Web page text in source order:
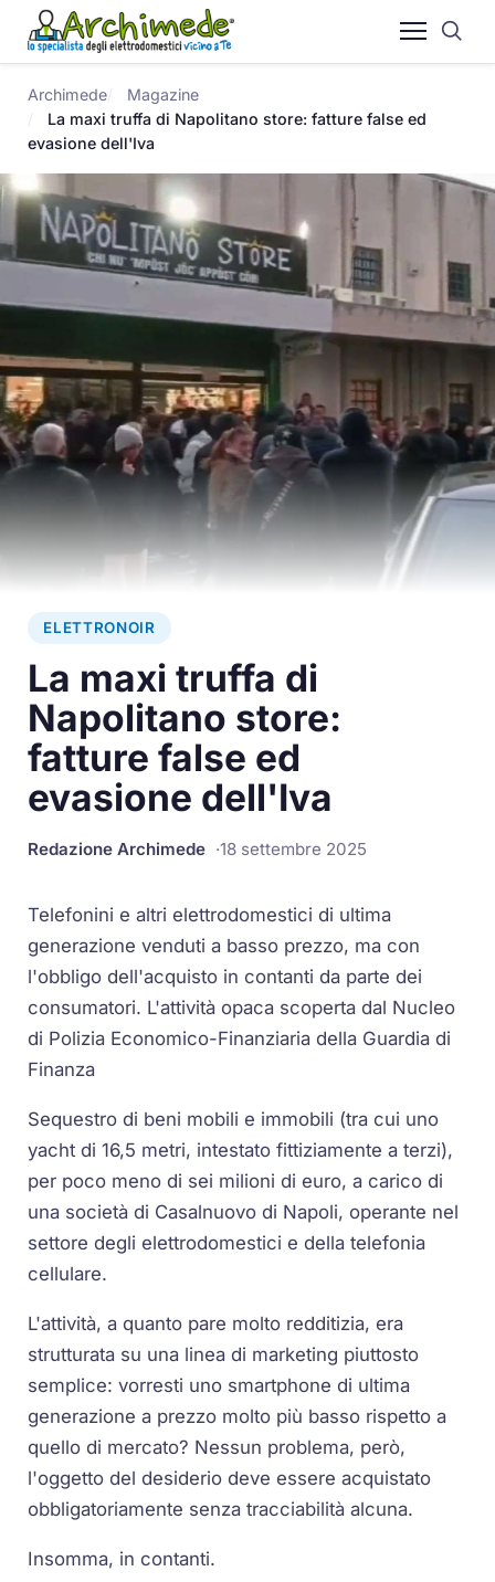
Archimede
Magazine
La maxi truffa di Napolitano store: fatture false ed
evasione dell'Iva
ELETTRONOIR
La maxi truffa di
Napolitano store:
fatture false ed
evasione dell'Iva
Redazione Archimede 18 settembre 2025
Telefonini e altri elettrodomestici di ultima
generazione venduti a basso prezzo, ma con
l'obbligo dell'acquisto in contanti da parte dei
consumatori. L'attività opaca scoperta dal Nucleo
di Polizia Economico-Finanziaria della Guardia di
Finanza
Sequestro di beni mobili e immobili (tra cui uno
yacht di 16,5 metri, intestato fittiziamente a terzi),
per poco meno di sei milioni di euro, a carico di
una società di Casalnuovo di Napoli, operante nel
settore degli elettrodomestici e della telefonia
cellulare.
L'attività, a quanto pare molto redditizia, era
strutturata su una linea di marketing piuttosto
semplice: vorresti uno smartphone di ultima
generazione a prezzo molto più basso rispetto a
quello di mercato? Nessun problema, però,
l'oggetto del desiderio deve essere acquistato
obbligatoriamente senza tracciabilità alcuna.
Insomma, in contanti.